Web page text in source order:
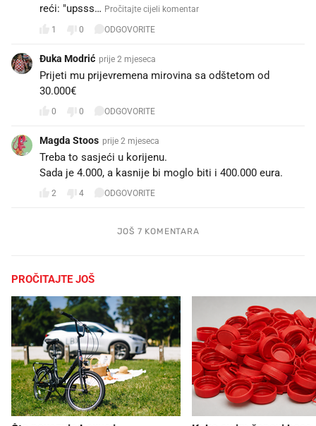
reći: "upsss… Pročitajte cijeli komentar
1 0 ODGOVORITE
Đuka Modrić prije 2 mjeseca
Prijeti mu prijevremena mirovina sa odštetom od
30.000€
0 0 ODGOVORITE
Magda Stoos prije 2 mjeseca
Treba to sasjeći u korijenu.
Sada je 4.000, a kasnije bi moglo biti i 400.000 eura.
2 4 ODGOVORITE
JOŠ 7 KOMENTARA
PROČITAJTE JOŠ